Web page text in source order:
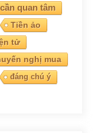
quan tâm
Tiền ảo
tử
nghị mua
đáng chú ý